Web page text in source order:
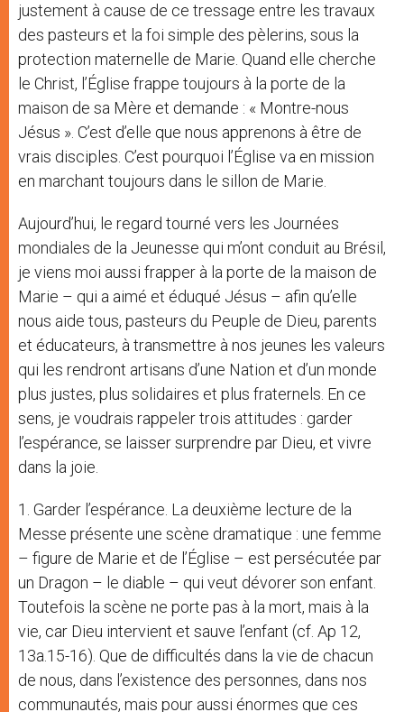
justement à cause de ce tressage entre les travaux
des pasteurs et la foi simple des pèlerins, sous la
protection maternelle de Marie. Quand elle cherche
le Christ, l’Église frappe toujours à la porte de la
maison de sa Mère et demande : « Montre-nous
Jésus ». C’est d’elle que nous apprenons à être de
vrais disciples. C’est pourquoi l’Église va en mission
en marchant toujours dans le sillon de Marie.
Aujourd’hui, le regard tourné vers les Journées
mondiales de la Jeunesse qui m’ont conduit au Brésil,
je viens moi aussi frapper à la porte de la maison de
Marie – qui a aimé et éduqué Jésus – afin qu’elle
nous aide tous, pasteurs du Peuple de Dieu, parents
et éducateurs, à transmettre à nos jeunes les valeurs
qui les rendront artisans d’une Nation et d’un monde
plus justes, plus solidaires et plus fraternels. En ce
sens, je voudrais rappeler trois attitudes : garder
l’espérance, se laisser surprendre par Dieu, et vivre
dans la joie.
1. Garder l’espérance. La deuxième lecture de la
Messe présente une scène dramatique : une femme
– figure de Marie et de l’Église – est persécutée par
un Dragon – le diable – qui veut dévorer son enfant.
Toutefois la scène ne porte pas à la mort, mais à la
vie, car Dieu intervient et sauve l’enfant (cf. Ap 12,
13a.15-16). Que de difficultés dans la vie de chacun
de nous, dans l’existence des personnes, dans nos
communautés, mais pour aussi énormes que ces